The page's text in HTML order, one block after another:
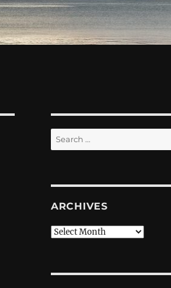
Search
for:
ARCHIVES
Archives